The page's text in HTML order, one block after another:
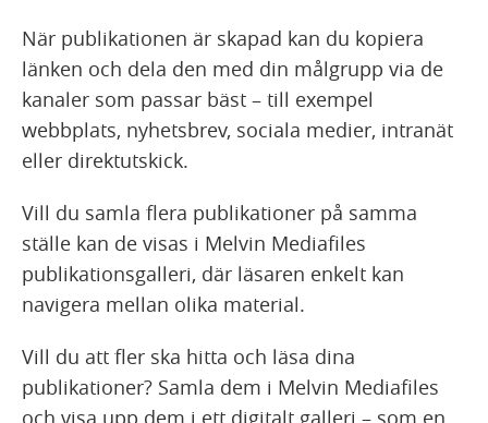
När publikationen är skapad kan du kopiera
länken och dela den med din målgrupp via de
kanaler som passar bäst – till exempel
webbplats, nyhetsbrev, sociala medier, intranät
eller direktutskick.
Vill du samla flera publikationer på samma
ställe kan de visas i Melvin Mediafiles
publikationsgalleri, där läsaren enkelt kan
navigera mellan olika material.
Vill du att fler ska hitta och läsa dina
publikationer? Samla dem i Melvin Mediafiles
och visa upp dem i ett digitalt galleri – som en